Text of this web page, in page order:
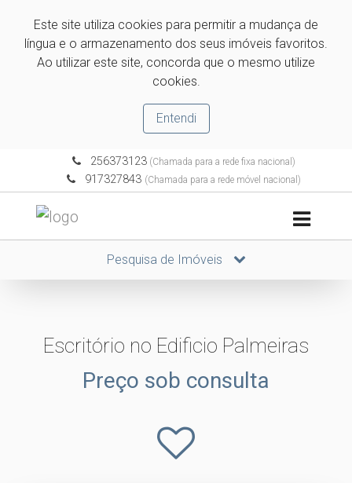
Este site utiliza cookies para permitir a mudança de
língua e o armazenamento dos seus imóveis favoritos.
Ao utilizar este site, concorda que o mesmo utilize
cookies.
Entendi
256373123(Chamada para a rede fixa nacional)
917327843 (Chamada para a rede móvel nacional)
Pesquisa de Imóveis
Escritório no Edificio Palmeiras
Preço sob consulta